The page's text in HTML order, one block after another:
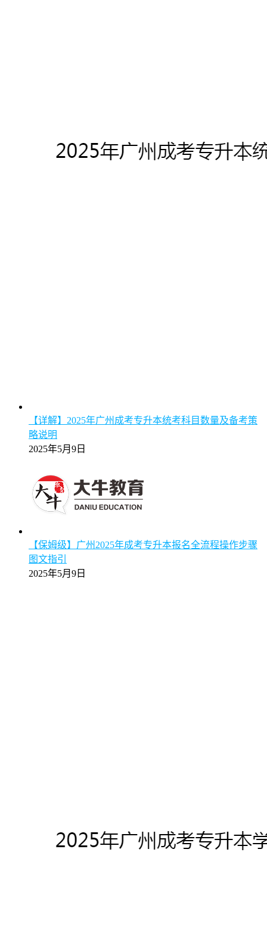
【详解】2025年广州成考专升本统考科目数量及备考策
略说明
2025年5月9日
【保姆级】广州2025年成考专升本报名全流程操作步骤
图文指引
2025年5月9日